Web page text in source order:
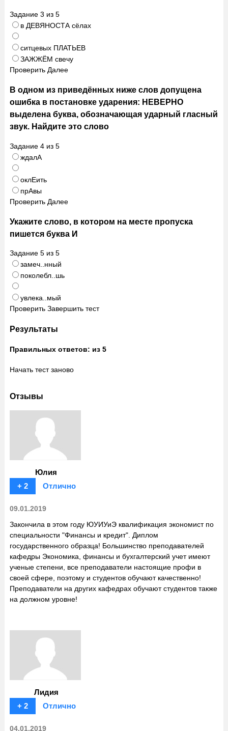
Задание 3 из 5
в ДЕВЯНОСТА сёлах
ситцевых ПЛАТЬЕВ
ЗАЖЖЁМ свечу
Проверить Далее
В одном из приведённых ниже слов допущена
ошибка в постановке ударения: НЕВЕРНО
выделена буква, обозначающая ударный гласный
звук. Найдите это слово
Задание 4из 5
ждалА
оклЕить
прАвы
Проверить Далее
Укажите слово, в котором на месте пропуска
пишется буква И
Задание 5из 5
замеч..нный
поколебл..шь
увлека..мый
Проверить Завершить тест
Результаты
Правильных ответов: из 5
Начать тест заново
Отзывы
Юлия
+ 2
Отлично
09.01.2019
Закончила в этом году ЮУИУиЭ квалификация экономист по
специальности "Финансы и кредит". Диплом
государственного образца! Большинство преподавателей
кафедры Экономика, финансы и бухгалтерский учет имеют
ученые степени, все преподаватели настоящие профи в
своей сфере, поэтому и студентов обучают качественно!
Преподаватели на других кафедрах обучают студентов также
на должном уровне!
Лидия
+ 2
Отлично
04.01.2019